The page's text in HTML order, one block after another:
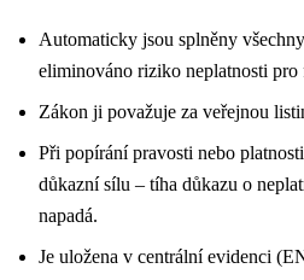
Automaticky jsou splněny
eliminováno riziko neplatnosti pro
Zákon ji považuje za veřejnou
Při popírání pravosti nebo
důkazní sílu – tíha důkazu o
napadá.
Je uložena v centrální evidenci